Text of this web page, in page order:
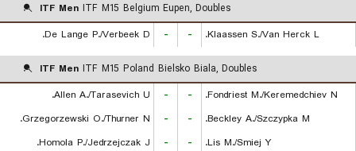
ITF Men ITF M15 Belgium Eupen, Doubles
De Lange P./Verbeek D.
- - Klaassen S./Van Herck L.
ITF Men ITF M15 Poland Bielsko Biala, Doubles
Allen A./Tarasevich U.
- -
Fondriest M./Keremedchiev N.
Grzegorzewski O./Thurner N.
- -
Beckley A./Szczypka M.
Homola P./Jedrzejczak J.
- - Lis M./Smiej Y.